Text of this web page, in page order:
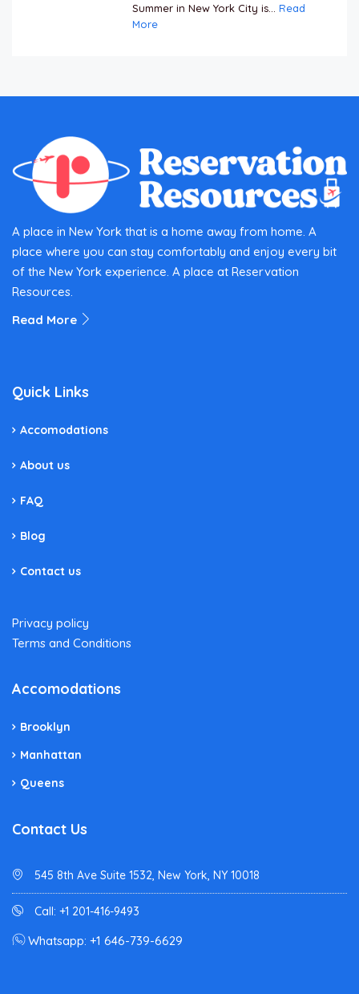
Summer in New York City is... Read
More
A place in New York that is a home away from home. A
place where you can stay comfortably and enjoy every bit
of the New York experience. A place at Reservation
Resources.
Read More
Quick Links
Accomodations
About us
FAQ
Blog
Contact us
Privacy policy
Terms and Conditions
Accomodations
Brooklyn
Manhattan
Queens
Contact Us
545 8th Ave Suite 1532, New York, NY 10018
Call: +1 201-416-9493
Whatsapp: +1 646-739-6629